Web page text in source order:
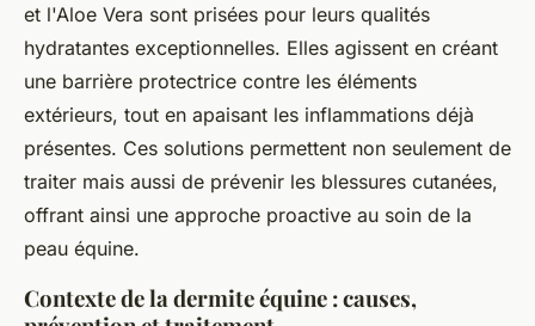
et l'Aloe Vera sont prisées pour leurs qualités
hydratantes exceptionnelles. Elles agissent en créant
une barrière protectrice contre les éléments
extérieurs, tout en apaisant les inflammations déjà
présentes. Ces solutions permettent non seulement de
traiter mais aussi de prévenir les blessures cutanées,
offrant ainsi une approche proactive au soin de la
peau équine.
Contexte de la dermite équine : causes,